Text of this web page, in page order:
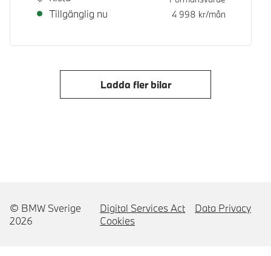
Tillgänglig nu
4 998 kr/mån
Ladda fler bilar
© BMW Sverige
2026
Digital Services Act
Data Privacy
Cookies